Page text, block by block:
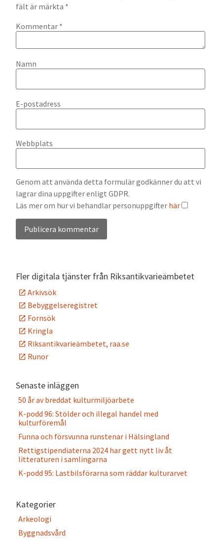
fält är märkta *
Kommentar *
Namn
E-postadress
Webbplats
Genom att använda detta formulär godkänner du att vi
lagrar dina uppgifter enligt GDPR.
Läs mer om hur vi behandlar personuppgifter här
Fler digitala tjänster från Riksantikvarieämbetet
Arkivsök
Bebyggelseregistret
Fornsök
Kringla
Riksantikvarieämbetet, raa.se
Runor
Senaste inläggen
50 år av breddat kulturmiljöarbete
K-podd 96: Stölder och illegal handel med
kulturföremål
Funna och försvunna runstenar i Hälsingland
Rettigstipendiaterna 2024 har gett nytt liv åt
litteraturen i samlingarna
K-podd 95: Lastbilsförarna som räddar kulturarvet
Kategorier
Arkeologi
Byggnadsvård